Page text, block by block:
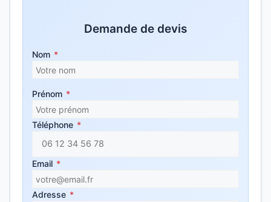
Demande de devis
Nom *
Prénom *
Téléphone *
Email *
Adresse *